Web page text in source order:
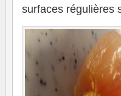
surfaces régulières